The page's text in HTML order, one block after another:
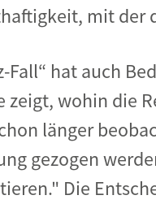
mit der
Fall“ hat auch
zeigt, wohin die
länger
gezogen
Die